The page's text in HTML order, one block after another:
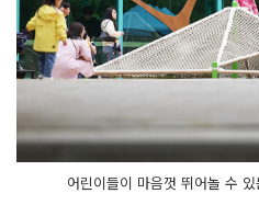
어린이들이 마음껏 뛰어놀 수